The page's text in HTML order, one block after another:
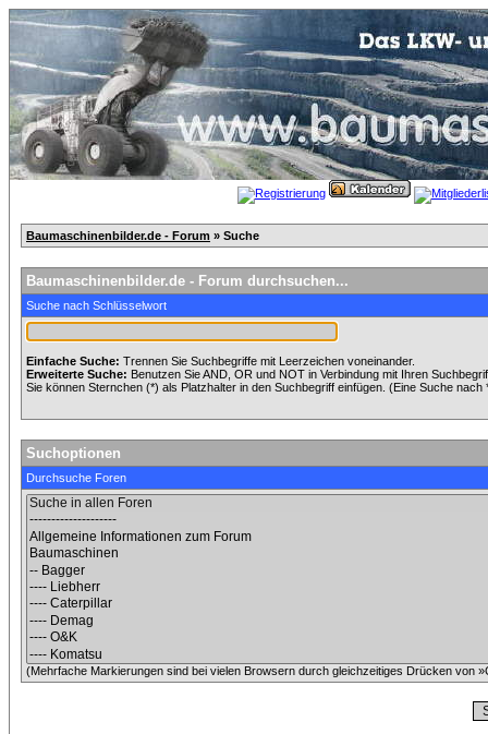
Baumaschinenbilder.de - Forum » Suche
Baumaschinenbilder.de - Forum durchsuchen...
Suche nach Schlüsselwort
Einfache Suche: Trennen Sie Suchbegriffe mit Leerzeichen voneinander.
Erweiterte Suche: Benutzen Sie AND, OR und NOT in Verbindung mit Ihren
Sie können Sternchen (*) als Platzhalter in den Suchbegriff einfügen. (Eine Suche
Suchoptionen
Durchsuche Foren
(Mehrfache Markierungen sind bei vielen Browsern durch gleichzeitiges Drücken von